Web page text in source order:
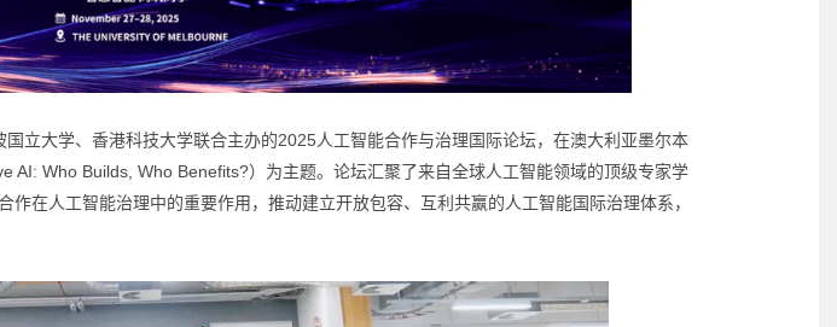
立大学、香港科技大学联合主办的2025人工智能合作与治理国际论坛，在澳大利亚墨尔本
AI: Who Builds, Who Benefits?）为主题。论坛汇聚了来自全球人工智能领域的顶级专家学
在人工智能治理中的重要作用，推动建立开放包容、互利共赢的人工智能国际治理体系，